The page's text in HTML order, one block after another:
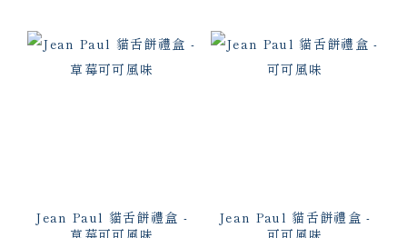
Jean Paul 貓舌餅禮盒 -
草莓可可風味
Jean Paul 貓舌餅禮盒 -
可可風味